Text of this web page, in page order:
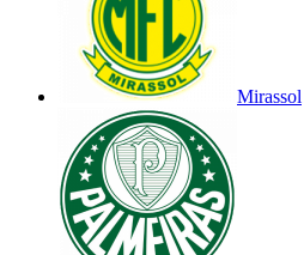
Mirassol